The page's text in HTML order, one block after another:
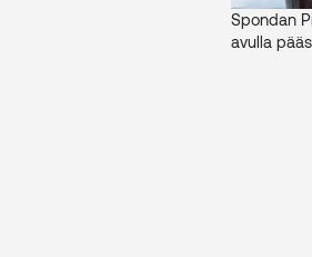
Spondan
avulla